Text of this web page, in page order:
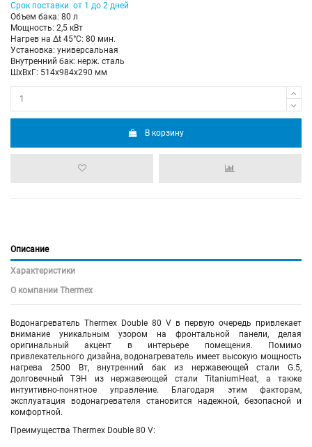
Срок поставки: от 1 до 2 дней
Объем бака: 80 л
Мощность: 2,5 кВт
Нагрев на Δt 45°С: 80 мин.
Установка: универсальная
Внутренний бак: нерж. сталь
ШхВхГ: 514х984х290 мм
В корзину
Описание
Характеристики
О компании Thermex
Водонагреватель Thermex Double 80 V в первую очередь привлекает
внимание уникальным узором на фронтальной панели, делая
оригинальный акцент в интерьере помещения. Помимо
привлекательного дизайна, водонагреватель имеет высокую мощность
нагрева 2500 Вт, внутренний бак из нержавеющей стали G.5,
долговечный ТЭН из нержавеющей стали TitaniumHeat, а также
интуитивно-понятное управление. Благодаря этим факторам,
эксплуатация водонагревателя становится надежной, безопасной и
комфортной.
Преимущества Thermex Double 80 V: